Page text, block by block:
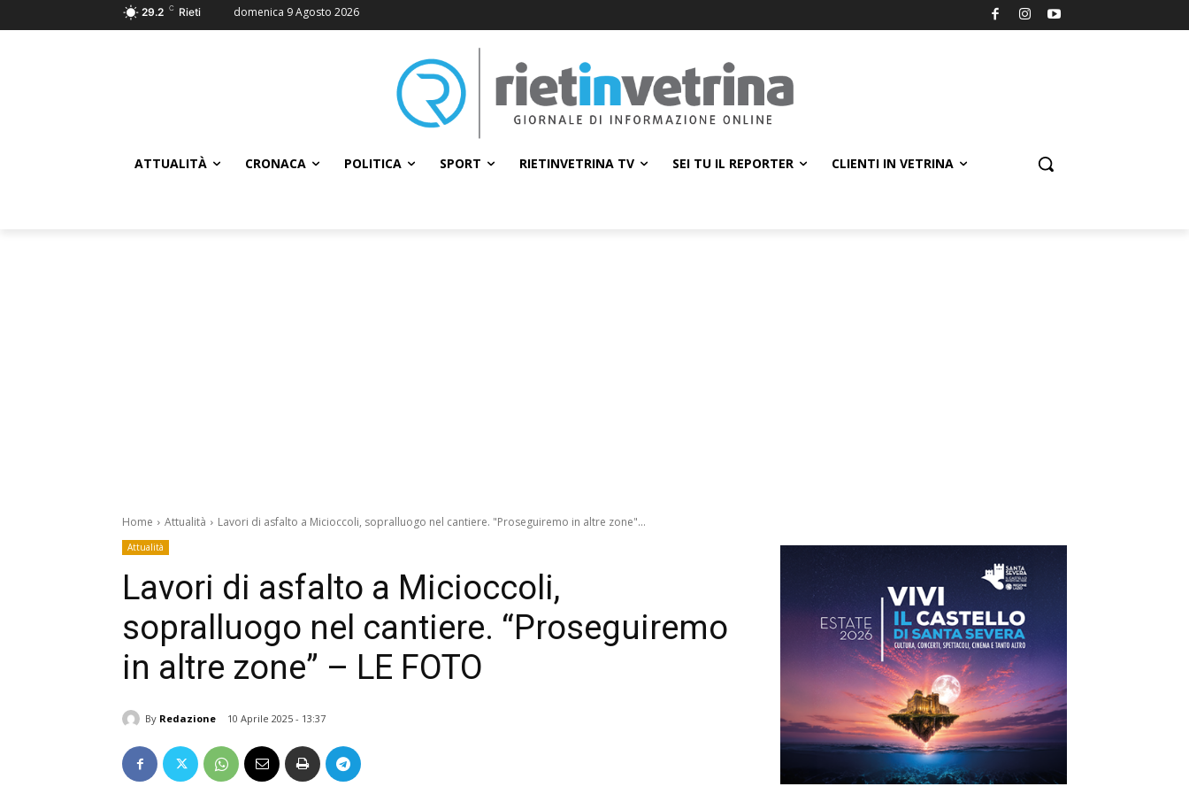
29.2 C Rieti domenica 9 Agosto 2026
ATTUALITÀ CRONACA POLITICA SPORT RIETINVETRINA TV SEI TU IL REPORTER CLIENTI IN VETRINA
Home Attualità Lavori di asfalto a Micioccoli, sopralluogo nel cantiere. "Proseguiremo in altre zone"...
Attualità
Lavori di asfalto a Micioccoli,
sopralluogo nel cantiere. “Proseguiremo
in altre zone” – LE FOTO
By Redazione 10 Aprile 2025 - 13:37